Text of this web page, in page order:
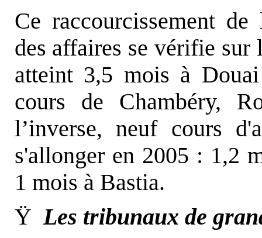
Ce raccourcissement
des affaires se vérifie sur
atteint 3,5 mois à
cours de Chambéry,
l’inverse, neuf cours
s'allonger en 2005 : 1,2
1 mois à Bastia.
Ÿ Les tribunaux de